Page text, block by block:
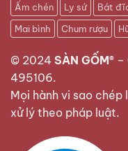
Ấm chén Ly sứ Bát
Mai bình
Chum rượu
© 2024 SÀN GỐM® –
495106.
Mọi hành vi sao
xử lý theo pháp luật.